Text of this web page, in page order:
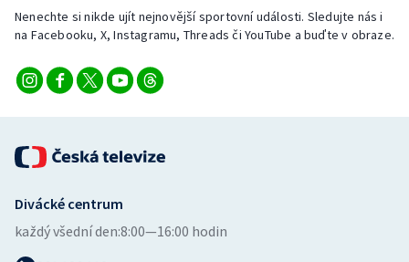
Nenechte si nikde ujít nejnovější sportovní události. Sledujte nás i
na Facebooku, X, Instagramu, Threads či YouTube a buďte v obraze.
Divácké centrum
každý všední den:8:00—16:00 hodin